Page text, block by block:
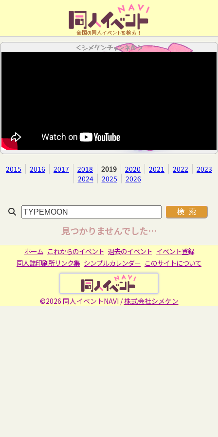
全国の同人イベントを検索！
＜シメケンチャンネル＞
2015 2016 2017 2018 2019 2020 2021 2022
2023
2024
2025 2026
見つかりませんでした…
ホーム これからのイベント 過去のイベント イベント登録
同人誌印刷所リンク集 シンプルカレンダー このサイトについて
©2026 同人イベントNAVI /株式会社シメケン